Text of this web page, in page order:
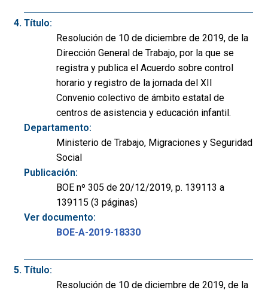
Título:
Resolución de 10 de diciembre de 2019, de la
Dirección General de Trabajo, por la que se
registra y publica el Acuerdo sobre control
horario y registro de la jornada del XII
Convenio colectivo de ámbito estatal de
centros de asistencia y educación infantil.
Departamento:
Ministerio de Trabajo, Migraciones y Seguridad
Social
Publicación:
BOE nº 305 de 20/12/2019, p. 139113 a
139115 (3 páginas)
Ver documento:
BOE-A-2019-18330
Título:
Resolución de 10 de diciembre de 2019, de la